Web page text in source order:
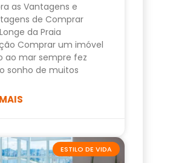
as Vantagens e
de Comprar
da Praia
Comprar um imóvel
ao mar sempre fez
sonho de muitos
ESTILO DE VIDA